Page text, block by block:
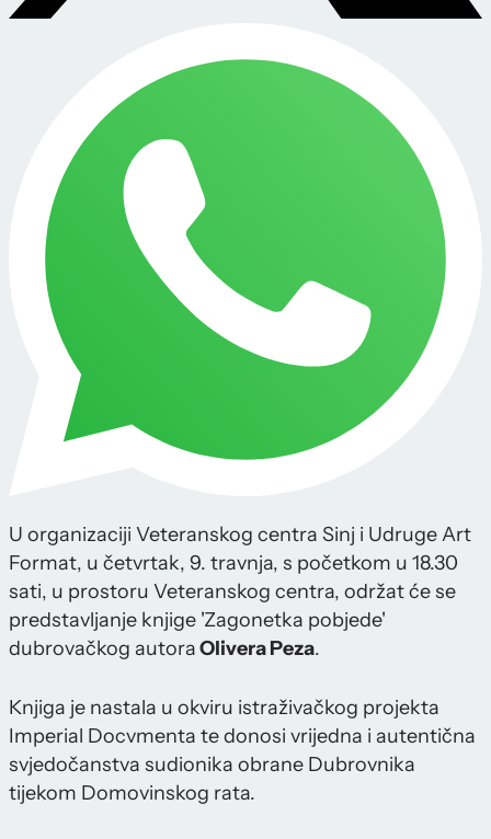
U organizaciji Veteranskog centra Sinj i Udruge Art
Format, u četvrtak, 9. travnja, s početkom u 18.30
sati, u prostoru Veteranskog centra, održat će se
predstavljanje knjige 'Zagonetka pobjede'
dubrovačkog autoraOlivera Peza.
Knjiga je nastala u okviru istraživačkog projekta
Imperial Docvmenta te donosi vrijedna i autentična
svjedočanstva sudionika obrane Dubrovnika
tijekom Domovinskog rata.